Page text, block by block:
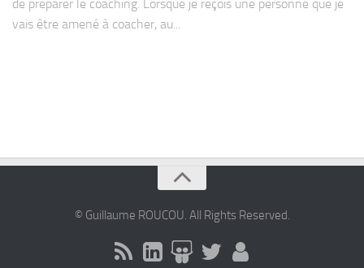
de préparer le coaching. Lorsque je reçois une personne que je
vais être amené à coacher, au...
© Guillaume ROUCOU. All Rights Reserved.